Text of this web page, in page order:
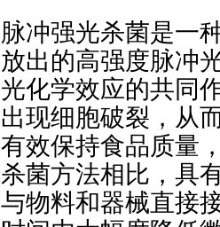
脉冲强光杀菌是一
放出的高强度脉冲
光化学效应的共同
出现细胞破裂，从
有效保持食品质量
杀菌方法相比，具
与物料和器械直接